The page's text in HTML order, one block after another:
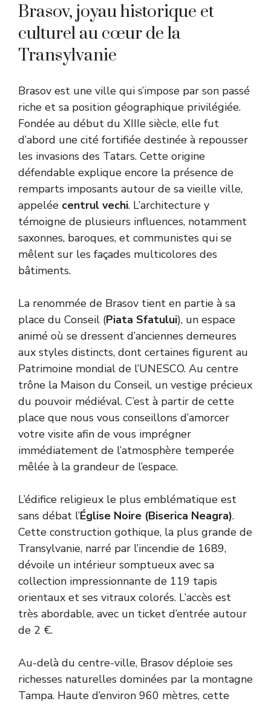
Brasov, joyau historique et
culturel au cœur de la
Transylvanie
Brasov est une ville qui s’impose par son passé
riche et sa position géographique privilégiée.
Fondée au début du XIIIe siècle, elle fut
d’abord une cité fortifiée destinée à repousser
les invasions des Tatars. Cette origine
défendable explique encore la présence de
remparts imposants autour de sa vieille ville,
appelée centrul vechi. L’architecture y
témoigne de plusieurs influences, notamment
saxonnes, baroques, et communistes qui se
mêlent sur les façades multicolores des
bâtiments.
La renommée de Brasov tient en partie à sa
place du Conseil (Piata Sfatului), un espace
animé où se dressent d’anciennes demeures
aux styles distincts, dont certaines figurent au
Patrimoine mondial de l’UNESCO. Au centre
trône la Maison du Conseil, un vestige précieux
du pouvoir médiéval. C’est à partir de cette
place que nous vous conseillons d’amorcer
votre visite afin de vous imprégner
immédiatement de l’atmosphère temperée
mêlée à la grandeur de l’espace.
L’édifice religieux le plus emblématique est
sans débat l’Église Noire (Biserica Neagra).
Cette construction gothique, la plus grande de
Transylvanie, narré par l’incendie de 1689,
dévoile un intérieur somptueux avec sa
collection impressionnante de 119 tapis
orientaux et ses vitraux colorés. L’accès est
très abordable, avec un ticket d’entrée autour
de 2 €.
Au-delà du centre-ville, Brasov déploie ses
richesses naturelles dominées par la montagne
Tampa. Haute d’environ 960 mètres, cette